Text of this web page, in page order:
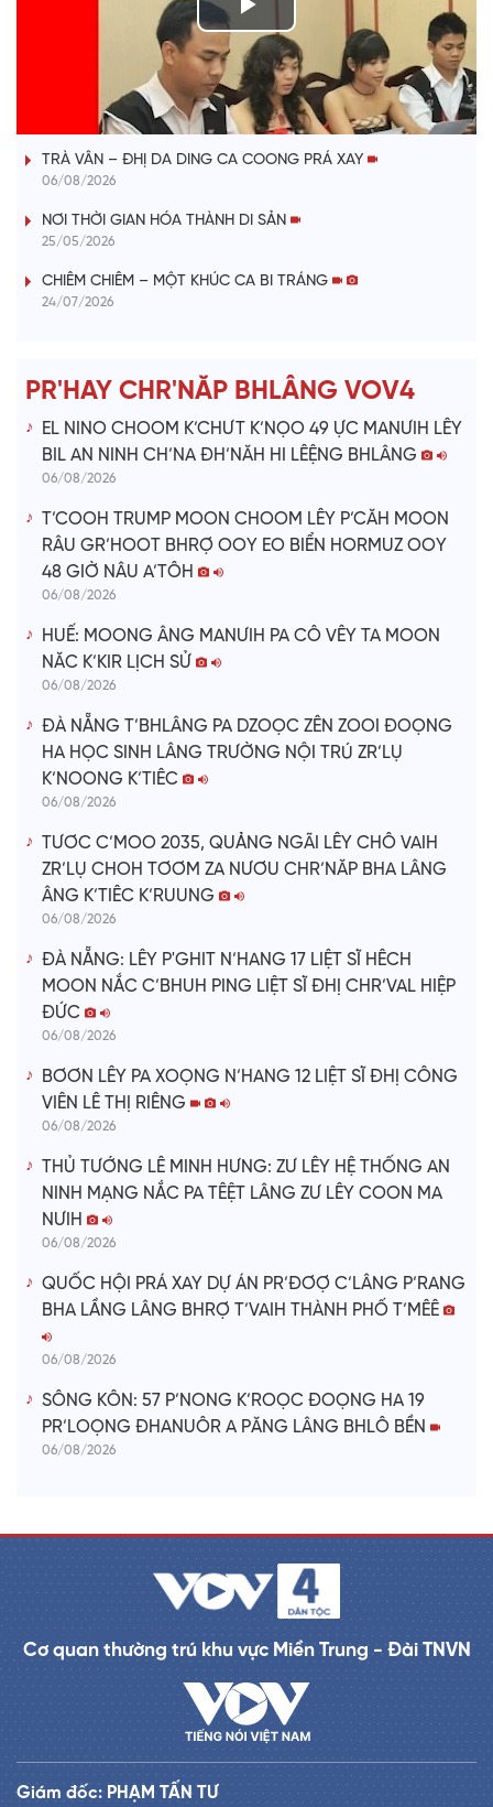
P
l
a
V
i
e
o
VÀI PHÚT DÀNH CHO QUẢNG BÁ
TRÀ VÂN – ĐHỊ DA DING CA COONG PRÁ XAY
06/08/2026
NƠI THỜI GIAN HÓA THÀNH DI SẢN
25/05/2026
CHIÊM CHIÊM – MỘT KHÚC CA BI TRÁNG
24/07/2026
PR'HAY CHR'NĂP BHLÂNG VOV4
EL NINO CHOOM K’CHƯT K’NỌO 49 ỰC MANƯIH LÊY
BIL AN NINH CH’NA ĐH’NĂH HI LÊỆNG BHLÂNG
06/08/2026
T’COOH TRUMP MOON CHOOM LÊY P’CĂH MOON
RÂU GR’HOOT BHRỢ OOY EO BIỂN HORMUZ OOY
48 GIỜ NÂU A’TÔH
06/08/2026
HUẾ: MOONG ÂNG MANƯIH PA CÔ VÊY TA MOON
NĂC K’KIR LỊCH SỬ
06/08/2026
ĐÀ NẴNG T’BHLÂNG PA DZOỌC ZÊN ZOOI ĐOỌNG
HA HỌC SINH LÂNG TRƯỜNG NỘI TRÚ ZR’LỤ
K’NOONG K’TIÊC
06/08/2026
TƯƠC C’MOO 2035, QUẢNG NGÃI LÊY CHÔ VAIH
ZR’LỤ CHOH TƠƠM ZA NƯƠU CHR’NĂP BHA LÂNG
ÂNG K’TIÊC K’RUUNG
06/08/2026
ĐÀ NẴNG: LÊY P'GHIT N’HANG 17 LIỆT SĨ HÊCH
MOON NẮC C’BHUH PING LIỆT SĨ ĐHỊ CHR’VAL HIỆP
ĐỨC
06/08/2026
BƠƠN LÊY PA XOỌNG N’HANG 12 LIỆT SĨ ĐHỊ CÔNG
VIÊN LÊ THỊ RIÊNG
06/08/2026
THỦ TƯỚNG LÊ MINH HƯNG: ZƯ LÊY HỆ THỐNG AN
NINH MẠNG NẮC PA TÊỆT LÂNG ZƯ LÊY COON MA
NƯIH
06/08/2026
QUỐC HỘI PRÁ XAY DỰ ÁN PR’ĐƠỢ C’LÂNG P’RANG
BHA LẦNG LÂNG BHRỢ T’VAIH THÀNH PHỐ T’MÊÊ
06/08/2026
SÔNG KÔN: 57 P’NONG K’ROỌC ĐOỌNG HA 19
PR’LOỌNG ĐHANUÔR A PĂNG LÂNG BHLÔ BỀN
06/08/2026
Cơ quan thường trú khu vực Miền Trung - Đài TNVN
Giám đốc: PHẠM TẤN TƯ